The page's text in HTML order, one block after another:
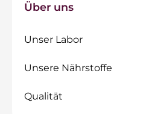
Über uns
Unser Labor
Unsere Nährstoffe
Qualität